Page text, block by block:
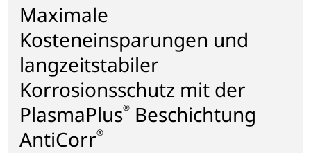
Maximale
Kosteneinsparungen und
langzeitstabiler
Korrosionsschutz mit der
PlasmaPlus® Beschichtung
AntiCorr®